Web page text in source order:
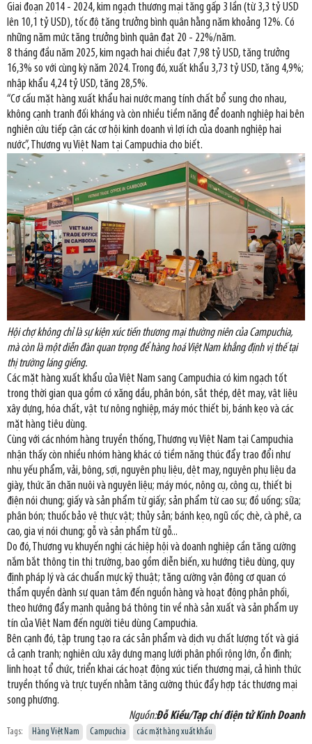
Giai đoạn 2014 - 2024, kim ngạch thương mại tăng gấp 3 lần (từ 3,3 tỷ USD
lên 10,1 tỷ USD), tốc độ tăng trưởng bình quân hằng năm khoảng 12%. Có
những năm mức tăng trưởng bình quân đạt 20 - 22%/năm.
8 tháng đầu năm 2025, kim ngạch hai chiều đạt 7,98 tỷ USD, tăng trưởng
16,3% so với cùng kỳ năm 2024. Trong đó, xuất khẩu 3,73 tỷ USD, tăng 4,9%;
nhập khẩu 4,24 tỷ USD, tăng 28,5%.
“Cơ cấu mặt hàng xuất khẩu hai nước mang tính chất bổ sung cho nhau,
không cạnh tranh đối kháng và còn nhiều tiềm năng để doanh nghiệp hai bên
nghiên cứu tiếp cận các cơ hội kinh doanh vì lợi ích của doanh nghiệp hai
nước”, Thương vụ Việt Nam tại Campuchia cho biết.
Hội chợ không chỉ là sự kiện xúc tiến thương mại thường niên của Campuchia,
mà còn là một diễn đàn quan trọng để hàng hoá Việt Nam khẳng định vị thế tại
thị trường láng giềng.
Các mặt hàng xuất khẩu của Việt Nam sang Campuchia có kim ngạch tốt
trong thời gian qua gồm có xăng dầu, phân bón, sắt thép, dệt may, vật liệu
xây dựng, hóa chất, vật tư nông nghiệp, máy móc thiết bị, bánh kẹo và các
mặt hàng tiêu dùng.
Cùng với các nhóm hàng truyền thống, Thương vụ Việt Nam tại Campuchia
nhận thấy còn nhiều nhóm hàng khác có tiềm năng thúc đẩy trao đổi như
nhu yếu phẩm, vải, bông, sợi, nguyên phụ liệu, dệt may, nguyên phụ liệu da
giày, thức ăn chăn nuôi và nguyên liệu; máy móc, nông cụ, công cụ, thiết bị
điện nói chung; giấy và sản phẩm từ giấy; sản phẩm từ cao su; đồ uống; sữa;
phân bón; thuốc bảo vệ thực vật; thủy sản; bánh kẹo, ngũ cốc; chè, cà phê, ca
cao, gia vị nói chung; gỗ và sản phẩm từ gỗ...
Do đó, Thương vụ khuyến nghị các hiệp hội và doanh nghiệp cần tăng cường
nắm bắt thông tin thị trường, bao gồm diễn biến, xu hướng tiêu dùng, quy
định pháp lý và các chuẩn mực kỹ thuật; tăng cường vận động cơ quan có
thẩm quyền dành sự quan tâm đến nguồn hàng và hoạt động phân phối,
theo hướng đẩy mạnh quảng bá thông tin về nhà sản xuất và sản phẩm uy
tín của Việt Nam đến người tiêu dùng Campuchia.
Bên cạnh đó, tập trung tạo ra các sản phẩm và dịch vụ chất lượng tốt và giá
cả cạnh tranh; nghiên cứu xây dựng mạng lưới phân phối rộng lớn, ổn định;
linh hoạt tổ chức, triển khai các hoạt động xúc tiến thương mại, cả hình thức
truyền thống và trực tuyến nhằm tăng cường thúc đẩy hợp tác thương mại
song phương.
Nguồn:Đỗ Kiều/Tạp chí điện tử Kinh Doanh
Tags: Hàng Việt Nam Campuchia các mặt hàng xuất khẩu